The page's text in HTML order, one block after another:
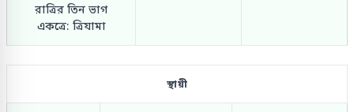
রাত্রির তিন ভাগ
একত্রে: ত্রিযামা
স্থায়ী